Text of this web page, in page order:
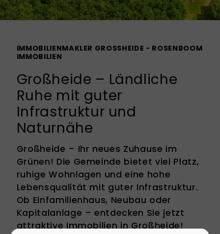
IMMOBILIENMAKLER GROSSHEIDE - ROSENBOOM I
MMOBILIEN
Großheide – Ländliche
Ruhe mit guter
Infrastruktur und
Naturnähe
Großheide – Ihr neues Zuhause im
Grünen! Die Gemeinde bietet viel Platz,
ruhige Wohnlagen und eine hohe
Lebensqualität mit guter Infrastruktur.
Ob Einfamilienhaus, Neubau oder
Kapitalanlage – entdecken Sie jetzt
attraktive Immobilien in Großheide!